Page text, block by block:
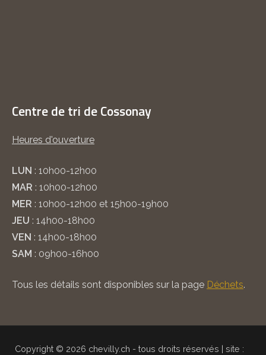
Centre de tri de Cossonay
Heures d'ouverture
LUN : 10h00-12h00
MAR : 10h00-12h00
MER : 10h00-12h00 et 15h00-19h00
JEU : 14h00-18h00
VEN : 14h00-18h00
SAM : 09h00-16h00
Tous les détails sont disponibles sur la page Déchets.
Copyright © 2026 chevilly.ch - tous droits réservés | site :